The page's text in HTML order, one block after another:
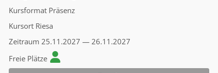
Kursformat Präsenz
Kursort Riesa
Zeitraum 25.11.2027 — 26.11.2027
Freie Plätze